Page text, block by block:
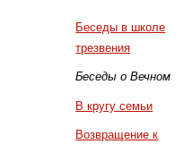
Беседы в школе
трезвения
Беседы о Вечном
В кругу семьи
Возвращение к